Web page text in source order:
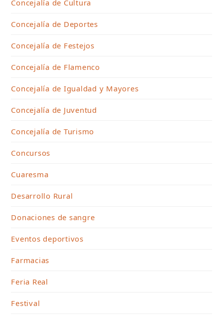
Concejalía de Cultura
Concejalía de Deportes
Concejalía de Festejos
Concejalía de Flamenco
Concejalía de Igualdad y Mayores
Concejalía de Juventud
Concejalía de Turismo
Concursos
Cuaresma
Desarrollo Rural
Donaciones de sangre
Eventos deportivos
Farmacias
Feria Real
Festival